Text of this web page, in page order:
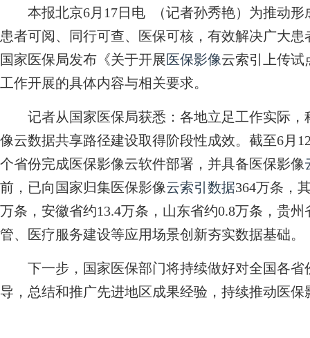
本报北京6月17日电 （记者孙秀艳）为推动形
患者可阅、同行可查、医保可核，有效解决广大
国家医保局发布《关于开展医保影像云索引上传试
工作开展的具体内容与相关要求。
记者从国家医保局获悉：各地立足工作实际，
像云数据共享路径建设取得阶段性成效。截至6月
个省份完成医保影像云软件部署，并具备医保影像
前，已向国家归集医保影像云索引数据364万条，
万条，安徽省约13.4万条，山东省约0.8万条，贵
管、医疗服务建设等应用场景创新夯实数据基础。
下一步，国家医保部门将持续做好对全国各省
导，总结和推广先进地区成果经验，持续推动医